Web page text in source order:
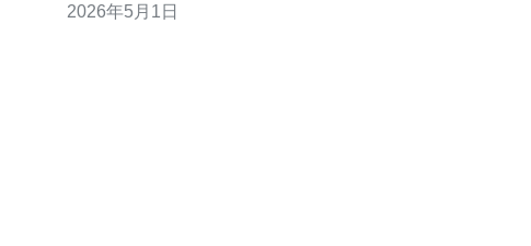
于网络工程与产品决策参考。 多少监控指标可以反映传输
2026年5月1日